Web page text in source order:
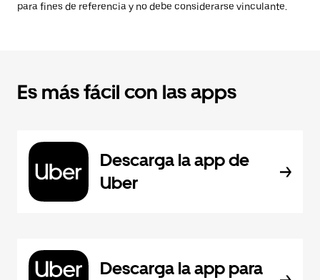
para fines de referencia y no debe considerarse vinculante.
Es más fácil con las apps
Descarga la app de
Uber
Descarga la app para